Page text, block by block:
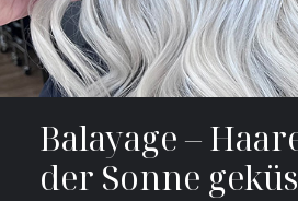
Balayage –
der Sonne